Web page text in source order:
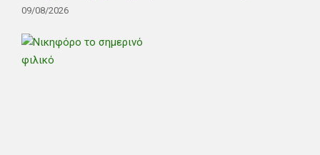
09/08/2026